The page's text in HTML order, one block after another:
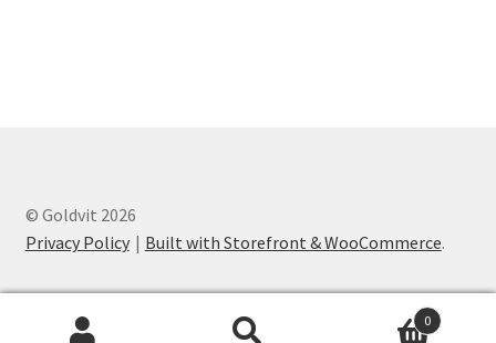
© Goldvit 2026
Privacy Policy
Built with Storefront & WooCommerce.
0